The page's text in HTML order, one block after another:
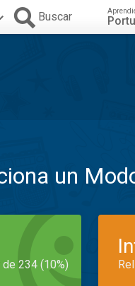
Buscar
un
234 (10%)